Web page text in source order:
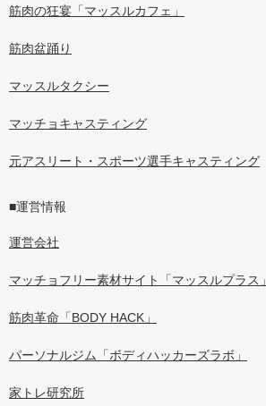
筋肉の狂宴「マッスルカフェ」
筋肉盆踊り
マッスルタクシー
マッチョキャスティング
元アスリート・スポーツ選手キャスティング
■運営情報
運営会社
マッチョフリー素材サイト「マッスルプラス」
筋肉革命「BODY HACK」
パーソナルジム「ボディハッカーズラボ」
家トレ研究所